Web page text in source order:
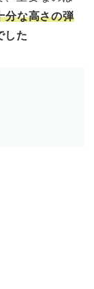
分な高さの弾
した